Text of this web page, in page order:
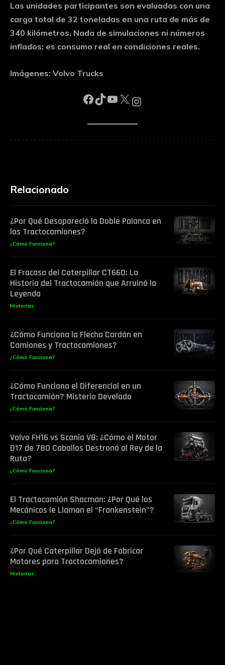
Las unidades participantes son evaluadas con una
carga total de 32 toneladas en una ruta de más de
340 kilómetros. Nada de simulaciones ni números
inflados: es consumo real en condiciones reales.
Imágenes: Volvo Trucks
Facebook TikTok YouTube X Instagram
Relacionado
¿Por Qué Desapareció la Doble Palanca en
los Tractocamiones?
¿Cómo Funciona?
El Fracaso del Caterpillar CT660: La
Historia del Tractocamión que Arruinó la
Leyenda
Historias
¿Cómo Funciona la Flecha Cardán en
Camiones y Tractocamiones?
¿Cómo Funciona?
¿Cómo Funciona el Diferencial en un
Tractocamión? Misterio Develado
¿Cómo Funciona?
Volvo FH16 vs Scania V8: ¿Cómo el Motor
D17 de 780 Caballos Destronó al Rey de la
Ruta?
¿Cómo Funciona?
El Tractocamión Shacman: ¿Por Qué los
Mecánicos le Llaman el “Frankenstein”?
¿Cómo Funciona?
¿Por Qué Caterpillar Dejó de Fabricar
Motores para Tractocamiones?
Historias